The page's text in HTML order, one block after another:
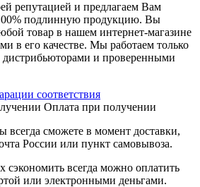
репутацией и предлагаем Вам
подлинную продукцию. Вы
товар в нашем интернет-магазине
в его качестве. Мы работаем только
и проверенными
соответствия
Оплата при получении
всегда сможете в момент доставки,
России или пункт самовывоза.
всегда можно оплатить
или электронными деньгами.